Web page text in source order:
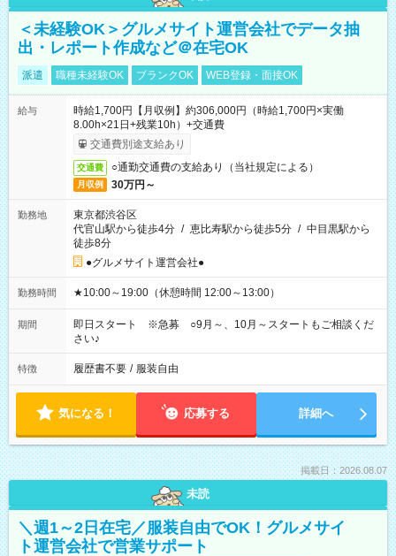
＜未経験OK＞グルメサイト運営会社でデータ抽
出・レポート作成など＠在宅OK
派遣 職種未経験OK ブランクOK WEB登録・面接OK
給与
時給1,700円【月収例】約306,000円（時給1,700円×実働
8.00h×21日+残業10h）+交通費
交通費別途支給あり
交通費 ○通勤交通費の支給あり（当社規定による）
月収例 30万円～
勤務地
東京都渋谷区
代官山駅から徒歩4分 / 恵比寿駅から徒歩5分 / 中目黒駅から
徒歩8分
●グルメサイト運営会社●
勤務時間 ★10:00～19:00（休憩時間 12:00～13:00）
期間
即日スタート ※急募 ○9月～、10月～スタートもご相談くだ
さい♪
特徴 履歴書不要 / 服装自由
気になる！ 応募する 詳細へ
掲載日：2026.08.07
未読
＼週1～2日在宅／服装自由でOK！グルメサイ
ト運営会社で営業サポート